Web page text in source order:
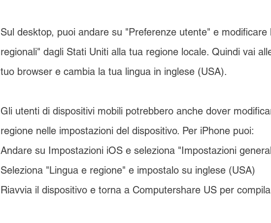
Sul desktop, puoi andare su "Preferenze utente" e modificare
regionali" dagli Stati Uniti alla tua regione locale. Quindi vai
tuo browser e cambia la tua lingua in inglese (USA).
Gli utenti di dispositivi mobili potrebbero anche dover
regione nelle impostazioni del dispositivo. Per iPhone puoi:
Andare su Impostazioni iOS e seleziona "Impostazioni
Seleziona "Lingua e regione" e impostalo su inglese (USA)
Riavvia il dispositivo e torna a Computershare US per